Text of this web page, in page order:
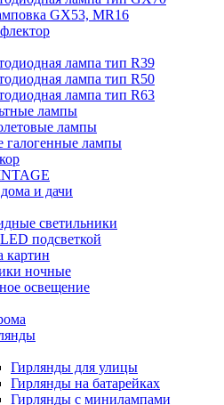
GX53, MR16
лампа тип R39
лампа тип R50
лампа тип R63
лампы
лампы
галогенные лампы
и дачи
светильники
подсветкой
картин
ночные
освещение
Гирлянды для улицы
Гирлянды на батарейках
Гирлянды с минилампами